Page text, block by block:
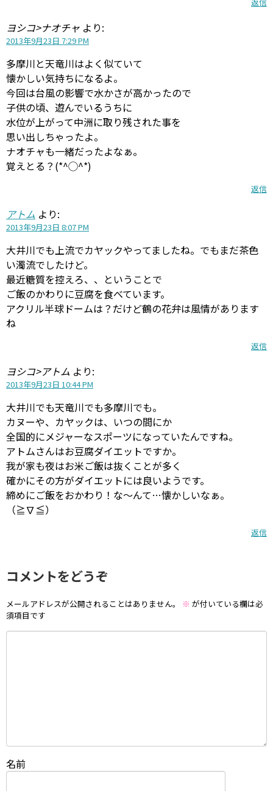
ヨシコ>ナオチャ より:
2013年9月23日 7:29 PM
多摩川と天竜川はよく似ていて
懐かしい気持ちになるよ。
今回は台風の影響で水かさが高かったので
子供の頃、遊んでいるうちに
水位が上がって中洲に取り残された事を
思い出しちゃったよ。
ナオチャも一緒だったよなぁ。
覚えとる？(*^◯^*)
返信
アトム より:
2013年9月23日 8:07 PM
大井川でも上流でカヤックやってましたね。でもまだ茶色
い濁流でしたけど。
最近糖質を控えろ、、ということで
ご飯のかわりに豆腐を食べています。
アクリル半球ドームは？だけど鶴の花弁は風情があります
ね
返信
ヨシコ>アトム より:
2013年9月23日 10:44 PM
大井川でも天竜川でも多摩川でも。
カヌーや、カヤックは、いつの間にか
全国的にメジャーなスポーツになっていたんですね。
アトムさんはお豆腐ダイエットですか。
我が家も夜はお米ご飯は抜くことが多く
確かにその方がダイエットには良いようです。
締めにご飯をおかわり！な～んて…懐かしいなぁ。
（≧∇≦）
返信
コメントをどうぞ
メールアドレスが公開されることはありません。 ※ が付いている欄は必
須項目です
名前